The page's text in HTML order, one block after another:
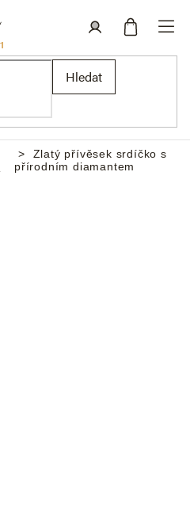
Hledat
Zlatý přívěsek srdíčko s
přírodním diamantem